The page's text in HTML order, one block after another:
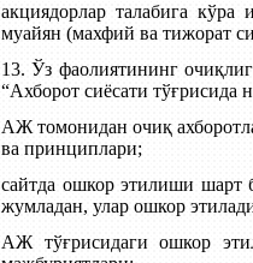
акциядорлар талабига кўра
муайян (махфий ва тижорат
13. Ўз фаолиятининг
“Ахборот сиёсати тўғрисида
АЖ томонидан очиқ
ва принциплари;
сайтда ошкор этилиши шарт
жумладан, улар ошкор
АЖ тўғрисидаги ошкор